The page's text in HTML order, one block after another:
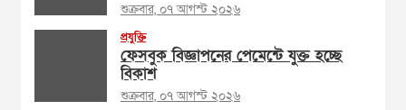
শুক্রবার, ০৭ আগস্ট ২০২৬
প্রযুক্তি
ফেসবুক বিজ্ঞাপনের পেমেন্টে যুক্ত হচ্ছে
বিকাশ
শুক্রবার, ০৭ আগস্ট ২০২৬